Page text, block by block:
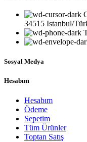
34515 Istanbul/
Sosyal Medya
Hesabım
Hesabım
Ödeme
Sepetim
Tüm Ürünler
Toptan Satış